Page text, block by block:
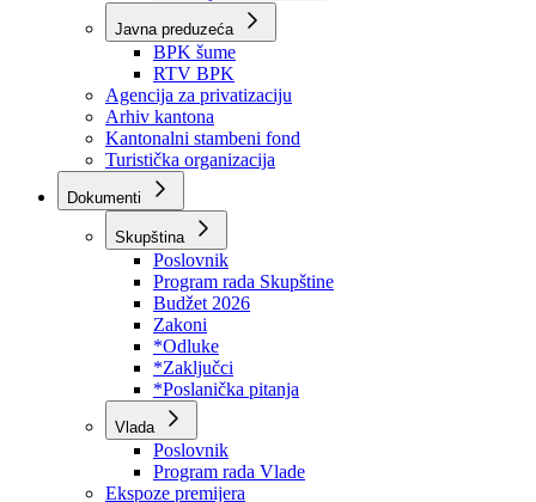
Direkcija za robne rezerve
Direkcija za ceste
Direkcija za šumarstvo
Javna preduzeća
BPK šume
RTV BPK
Agencija za privatizaciju
Arhiv kantona
Kantonalni stambeni fond
Turistička organizacija
Dokumenti
Skupština
Poslovnik
Program rada Skupštine
Budžet 2026
Zakoni
*Odluke
*Zaključci
*Poslanička pitanja
Vlada